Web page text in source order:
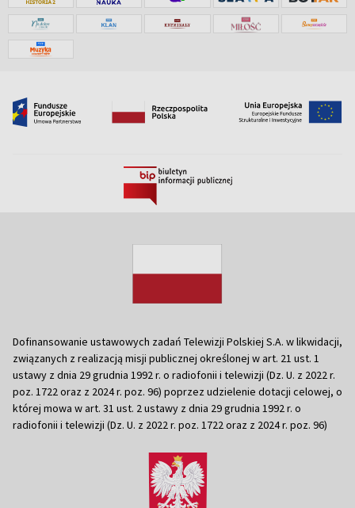
Dofinansowanie ustawowych zadań Telewizji Polskiej S.A. w likwidacji,
związanych z realizacją misji publicznej określonej w art. 21 ust. 1
ustawy z dnia 29 grudnia 1992 r. o radiofonii i telewizji (Dz. U. z 2022 r.
poz. 1722 oraz z 2024 r. poz. 96) poprzez udzielenie dotacji celowej, o
której mowa w art. 31 ust. 2 ustawy z dnia 29 grudnia 1992 r. o
radiofonii i telewizji (Dz. U. z 2022 r. poz. 1722 oraz z 2024 r. poz. 96)